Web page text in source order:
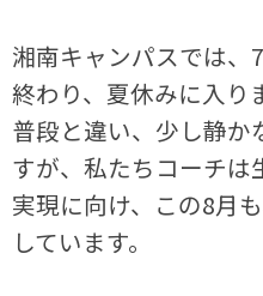
湘南キャンパスでは、
終わり、夏休みに入り
普段と違い、少し静か
すが、私たちコーチは
実現に向け、この8月
しています。